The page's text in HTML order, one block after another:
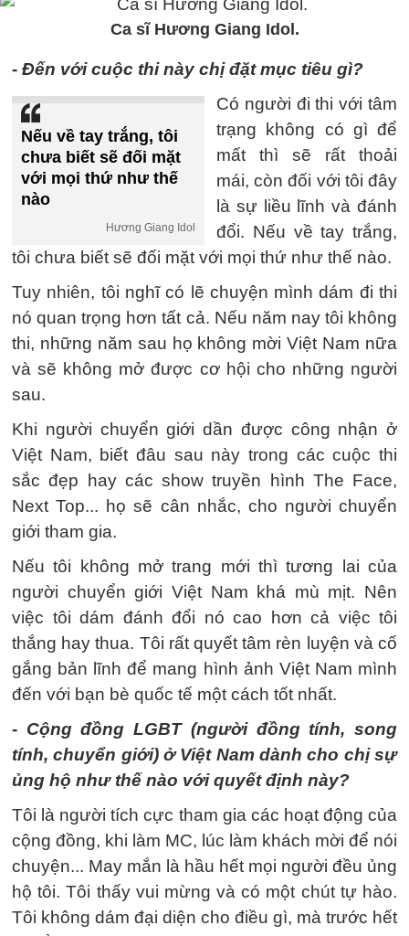
Ca sĩ Hương Giang Idol.
- Đến với cuộc thi này chị đặt mục tiêu gì?
Nếu về tay trắng, tôi
chưa biết sẽ đối mặt
với mọi thứ như thế
nào
Hương Giang Idol
Có người đi thi với tâm
trạng không có gì để
mất thì sẽ rất thoải
mái, còn đối với tôi đây
là sự liều lĩnh và đánh
đổi. Nếu về tay trắng,
tôi chưa biết sẽ đối mặt với mọi thứ như thế nào.
Tuy nhiên, tôi nghĩ có lẽ chuyện mình dám đi thi
nó quan trọng hơn tất cả. Nếu năm nay tôi không
thi, những năm sau họ không mời Việt Nam nữa
và sẽ không mở được cơ hội cho những người
sau.
Khi người chuyển giới dần được công nhận ở
Việt Nam, biết đâu sau này trong các cuộc thi
sắc đẹp hay các show truyền hình The Face,
Next Top... họ sẽ cân nhắc, cho người chuyển
giới tham gia.
Nếu tôi không mở trang mới thì tương lai của
người chuyển giới Việt Nam khá mù mịt. Nên
việc tôi dám đánh đổi nó cao hơn cả việc tôi
thắng hay thua. Tôi rất quyết tâm rèn luyện và cố
gắng bản lĩnh để mang hình ảnh Việt Nam mình
đến với bạn bè quốc tế một cách tốt nhất.
- Cộng đồng LGBT (người đồng tính, song
tính, chuyển giới) ở Việt Nam dành cho chị sự
ủng hộ như thế nào với quyết định này?
Tôi là người tích cực tham gia các hoạt động của
cộng đồng, khi làm MC, lúc làm khách mời để nói
chuyện... May mắn là hầu hết mọi người đều ủng
hộ tôi. Tôi thấy vui mừng và có một chút tự hào.
Tôi không dám đại diện cho điều gì, mà trước hết